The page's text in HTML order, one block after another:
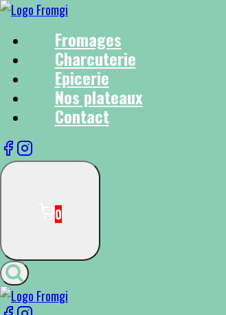
Fromages
Charcuterie
Epicerie
Nos plateaux
Contact
0